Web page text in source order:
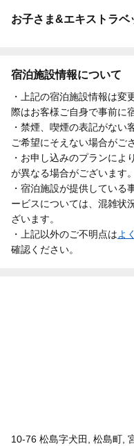
お子さま&エキストラベ
宿泊施設情報について
・上記の宿泊施設情報は変
際はお客様ご自身で事前に
・禁煙、喫煙の表記がない
ご希望にそえない場合がご
・お申し込みのプランによ
が異なる場合がございます。
・宿泊施設が提供している
ービスについては、混雑状
ざいます。
・上記以外のご不明点はよ
確認ください。
10-76 松島字犬田, 松島町,